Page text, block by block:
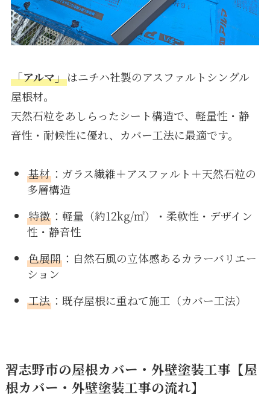
「アルマ」はニチハ社製のアスファルトシングル
屋根材。
天然石粒をあしらったシート構造で、軽量性・静
音性・耐候性に優れ、カバー工法に最適です。
基材：ガラス繊維＋アスファルト＋天然石粒の
多層構造
特徴：軽量（約12kg/㎡）・柔軟性・デザイン
性・静音性
色展開：自然石風の立体感あるカラーバリエー
ション
工法：既存屋根に重ねて施工（カバー工法）
習志野市の屋根カバー・外壁塗装工事 【屋
根カバー・外壁塗装工事の流れ】